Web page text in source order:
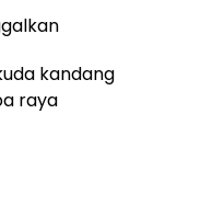
kandang
raya